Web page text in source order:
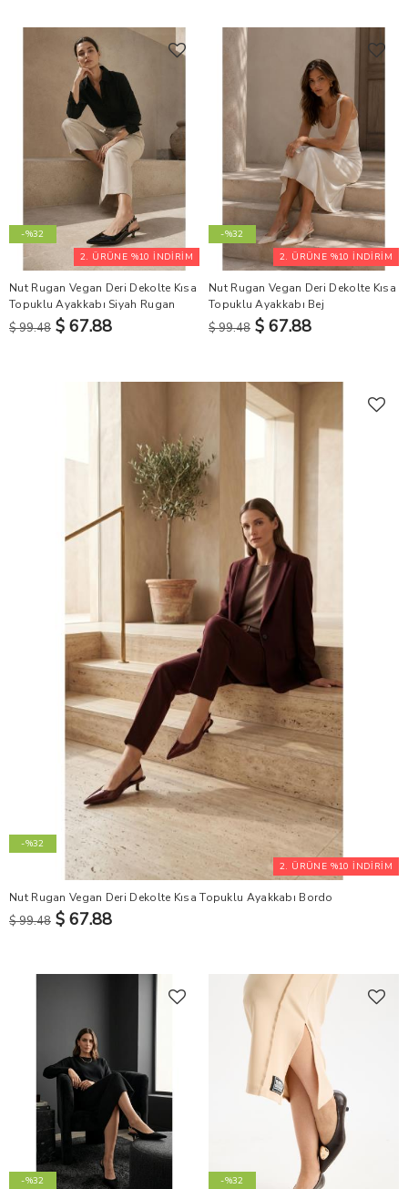
2. ÜRÜNE %10 İNDİRİM
-%32
Nut Rugan Vegan Deri Dekolte Kısa
Topuklu Ayakkabı Siyah Rugan
$ 99.48 $ 67.88
2. ÜRÜNE %10 İNDİRİM
-%32
Nut Rugan Vegan Deri Dekolte Kısa
Topuklu Ayakkabı Bej
$ 99.48 $ 67.88
2. ÜRÜNE %10 İNDİRİM
-%32
Nut Rugan Vegan Deri Dekolte Kısa Topuklu Ayakkabı Bordo
$ 99.48 $ 67.88
-%32 -%32